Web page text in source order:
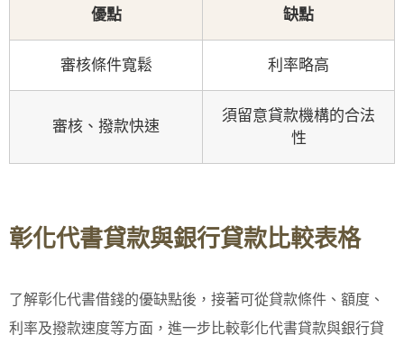
優點 缺點
審核條件寬鬆 利率略高
審核、撥款快速
須留意貸款機構的合法
性
彰化代書貸款與銀行貸款比較表格
了解彰化代書借錢的優缺點後，接著可從貸款條件、額度、
利率及撥款速度等方面，進一步比較彰化代書貸款與銀行貸